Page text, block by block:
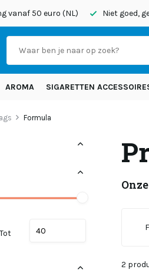
vanaf 50 euro (NL) Niet goed,
AROMA SIGARETTEN
Formula
Tot
2